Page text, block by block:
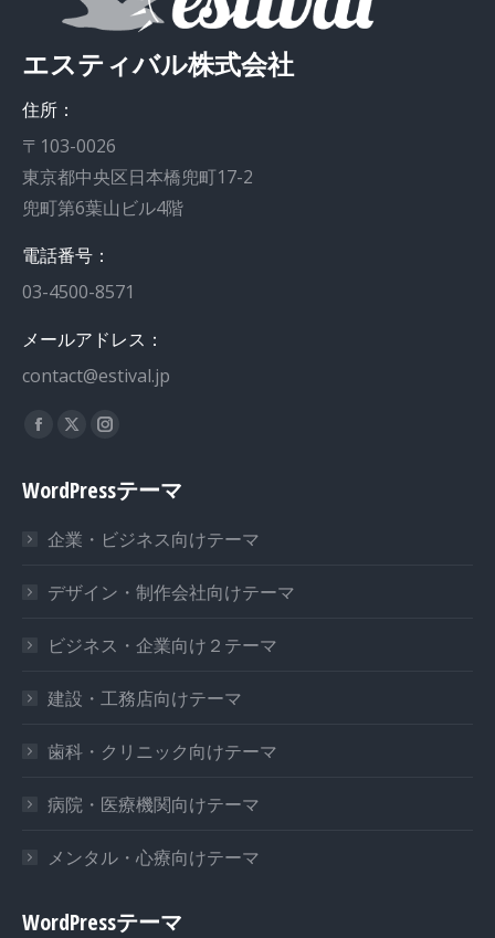
エスティバル株式会社
住所：
〒103-0026
東京都中央区日本橋兜町17-2
兜町第6葉山ビル4階
電話番号：
03-4500-8571
メールアドレス：
contact@estival.jp
私達を見つけてください：
Facebook
opens
new
window
X
opens
new
window
Instagram
opens
new
window
WordPressテーマ
企業・ビジネス向けテーマ
デザイン・制作会社向けテーマ
ビジネス・企業向け２テーマ
建設・工務店向けテーマ
歯科・クリニック向けテーマ
病院・医療機関向けテーマ
メンタル・心療向けテーマ
WordPressテーマ